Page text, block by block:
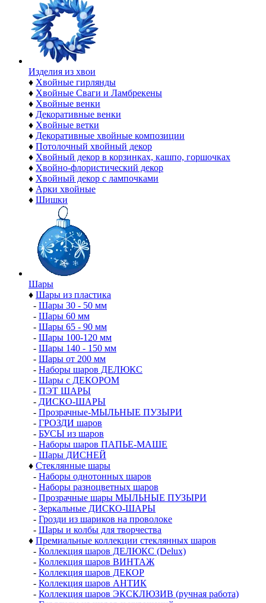
Изделия из хвои
♦ Хвойные гирлянды
♦ Хвойные Сваги и Ламбрекены
♦ Хвойные венки
♦ Декоративные венки
♦ Хвойные ветки
♦ Декоративные хвойные композиции
♦ Потолочный хвойный декор
♦ Хвойный декор в корзинках, кашпо, горшочках
♦ Хвойно-флористический декор
♦ Хвойный декор с лампочками
♦ Арки хвойные
♦ Шишки
Шары
♦ Шары из пластика
- Шары 30 - 50 мм
- Шары 60 мм
- Шары 65 - 90 мм
- Шары 100-120 мм
- Шары 140 - 150 мм
- Шары от 200 мм
- Наборы шаров ДЕЛЮКС
- Шары с ДЕКОРОМ
- ПЭТ ШАРЫ
- ДИСКО-ШАРЫ
- Прозрачные-МЫЛЬНЫЕ ПУЗЫРИ
- ГРОЗДИ шаров
- БУСЫ из шаров
- Наборы шаров ПАПЬЕ-МАШЕ
- Шары ДИСНЕЙ
♦ Стеклянные шары
- Наборы однотонных шаров
- Наборы разноцветных шаров
- Прозрачные шары МЫЛЬНЫЕ ПУЗЫРИ
- Зеркальные ДИСКО-ШАРЫ
- Грозди из шариков на проволоке
- Шары и колбы для творчества
♦ Премиальные коллекции стеклянных шаров
- Коллекция шаров ДЕЛЮКС (Delux)
- Коллекция шаров ВИНТАЖ
- Коллекция шаров ДЕКОР
- Коллекция шаров АНТИК
- Коллекция шаров ЭКСКЛЮЗИВ (ручная работа)